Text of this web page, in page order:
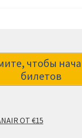
чтобы
билетов
ОТ €15